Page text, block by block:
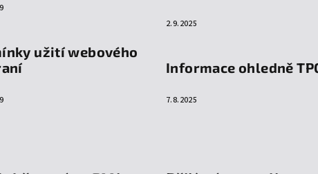
užití webového
2.9.2025
Informace ohledně
7.8.2025